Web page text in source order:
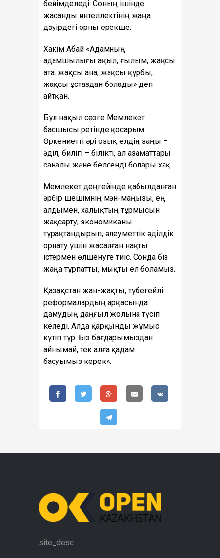
бейімделеді. Соның ішінде
жасанды интеллектінің жаңа
дәуірдегі орны ерекше.
Хакім Абай «Адамның
адамшылығы ақыл, ғылым, жақсы
ата, жақсы ана, жақсы құрбы,
жақсы ұстаздан болады» деп
айтқан.
Бұл нақыл сөзге Мемлекет
басшысы ретінде қосарым:
Өркениетті әрі озық елдің заңы –
әділ, билігі – білікті, ал азаматтары
саналы және белсенді болары хақ.
Мемлекет деңгейінде қабылданған
әрбір шешімнің мән-маңызы, ең
алдымен, халықтың тұрмысын
жақсарту, экономиканы
тұрақтандырып, әлеуметтік әділдік
орнату үшін жасалған нақты
істермен өлшенуге тиіс. Сонда біз
жаңа тұрпатты, мықты ел боламыз.
Қазақстан жан-жақты, түбегейлі
реформалардың арқасында
дамудың даңғыл жолына түсіп
келеді. Алда қарқынды жұмыс
күтіп тұр. Біз бағдарымыздан
айнымай, тек алға қадам
басуымыз керек».
site_desc